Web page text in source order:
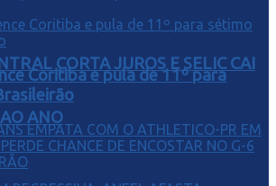
CORTA JUROS E SELIC CAI
ANO
Coritiba e pula de 11º para